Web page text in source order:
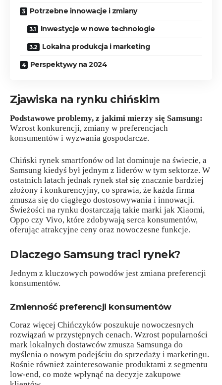
Potrzebne innowacje i zmiany
Inwestycje w nowe technologie
Lokalna produkcja i marketing
Perspektywy na 2024
Zjawiska na rynku chińskim
Podstawowe problemy, z jakimi mierzy się Samsung:
Wzrost konkurencji, zmiany w preferencjach
konsumentów i wyzwania gospodarcze.
Chiński rynek smartfonów od lat dominuje na świecie, a
Samsung kiedyś był jednym z liderów w tym sektorze. W
ostatnich latach jednak rynek stał się znacznie bardziej
złożony i konkurencyjny, co sprawia, że każda firma
zmusza się do ciągłego dostosowywania i innowacji.
Świeżości na rynku dostarczają takie marki jak Xiaomi,
Oppo czy Vivo, które zdobywają serca konsumentów,
oferując atrakcyjne ceny oraz nowoczesne funkcje.
Dlaczego Samsung traci rynek?
Jednym z kluczowych powodów jest zmiana preferencji
konsumentów.
Zmienność preferencji konsumentów
Coraz więcej Chińczyków poszukuje nowoczesnych
rozwiązań w przystępnych cenach. Wzrost popularności
mark lokalnych dostawców zmusza Samsunga do
myślenia o nowym podejściu do sprzedaży i marketingu.
Rośnie również zainteresowanie produktami z segmentu
low-end, co może wpłynąć na decyzje zakupowe